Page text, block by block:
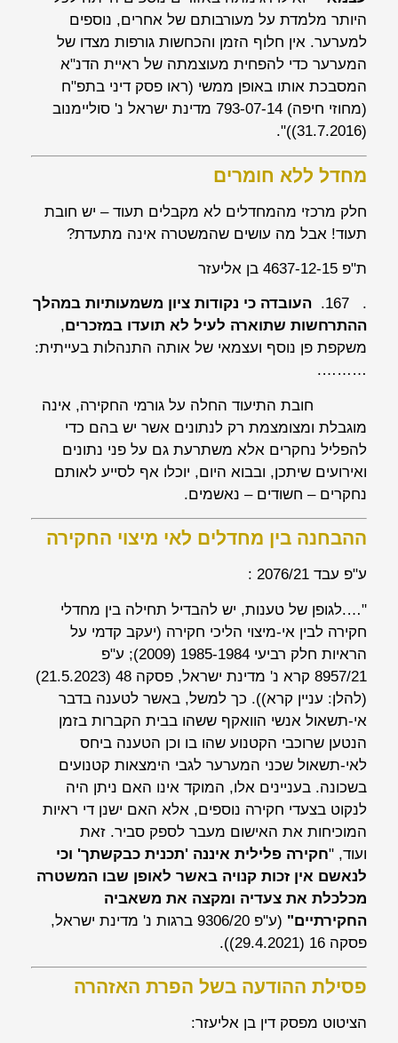
היותר מלמדת על מעורבותם של אחרים, נוספים
למערער. אין חלוף הזמן והכחשות גורפות מצדו של
המערער כדי להפחית מעוצמתה של ראיית הדנ"א
המסבכת אותו באופן ממשי (ראו פסק דיני בתפ"ח
(מחוזי חיפה) 793-07-14
מדינת ישראל נ' סוליימנוב
(31.7.2016))".
מחדל ללא חומרים
חלק מרכזי מהמחדלים לא מקבלים תעוד – יש חובת
תעוד! אבל מה עושים שהמשטרה אינה מתעדת?
ת"פ 4637-12-15 בן אליעזר
. 167.
העובדה כי נקודות ציון משמעותיות במהלך
ההתרחשות שתוארה לעיל לא תועדו במזכרים,
משקפת פן נוסף ועצמאי של אותה התנהלות בעייתית:
……….
חובת התיעוד החלה על גורמי החקירה, אינה
מוגבלת ומצומצמת רק לנתונים אשר יש בהם כדי
להפליל נחקרים אלא משתרעת גם על פני נתונים
ואירועים שיתכן, ובבוא היום, יוכלו אף לסייע לאותם
נחקרים – חשודים – נאשמים.
ההבחנה בין מחדלים לאי מיצוי החקירה
ע"פ עבד 2076/21 :
"….לגופן של טענות, יש להבדיל תחילה בין מחדלי
חקירה לבין אי-מיצוי הליכי חקירה (יעקב קדמי על
הראיות
חלק רביעי 1985-1984 (2009); ע"פ
8957/21 קרא נ' מדינת ישראל
, פסקה 48 (21.5.2023)
(להלן: עניין קרא)). כך למשל, באשר לטענה בדבר
אי-תשאול אנשי הוואקף ששהו בבית הקברות בזמן
הנטען שרוכבי הקטנוע שהו בו וכן הטענה ביחס
לאי-תשאול שכני המערער לגבי הימצאות קטנועים
בשכונה. בעניינים אלו, המוקד אינו האם ניתן היה
לנקוט בצעדי חקירה נוספים, אלא האם ישנן די ראיות
המוכיחות את האישום מעבר לספק סביר. זאת
ועוד, "חקירה פלילית איננה 'תכנית כבקשתך' וכי
לנאשם אין זכות קנויה באשר לאופן שבו המשטרה
מכלכלת את צעדיה ומקצה את משאביה
החקירתיים" (ע"פ 9306/20 ברגות נ' מדינת ישראל,
פסקה 16 (29.4.2021)).
פסילת ההודעה בשל הפרת האזהרה
הציטוט מפסק דין בן אליעזר: